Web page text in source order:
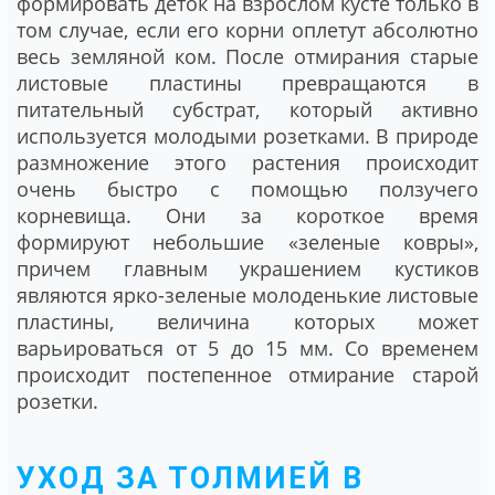
том случае, если его корни оплетут абсолютно
весь земляной ком. После отмирания старые
листовые пластины превращаются в
питательный субстрат, который активно
используется молодыми розетками. В природе
размножение этого растения происходит
очень быстро с помощью ползучего
корневища. Они за короткое время
формируют небольшие «зеленые ковры»,
причем главным украшением кустиков
являются ярко-зеленые молоденькие листовые
пластины, величина которых может
варьироваться от 5 до 15 мм. Со временем
происходит постепенное отмирание старой
розетки.
УХОД ЗА ТОЛМИЕЙ В